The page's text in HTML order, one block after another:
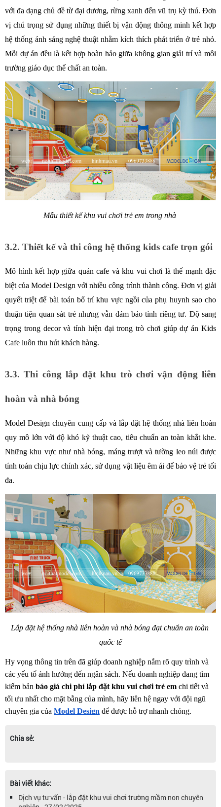
với đa dạng chủ đề từ đại dương, rừng xanh đến vũ trụ kỳ thú. Đơn
vị chú trọng sử dụng những thiết bị vận động thông minh kết hợp
hệ thống ánh sáng nghệ thuật nhằm kích thích phát triển ở trẻ nhỏ.
Mỗi dự án đều là kết hợp hoàn hảo giữa không gian giải trí và môi
trường giáo dục thể chất an toàn.
Mẫu thiết kế khu vui chơi trẻ em trong nhà
3.2. Thiết kế và thi công hệ thống kids cafe trọn gói
Mô hình kết hợp giữa quán cafe và khu vui chơi là thế mạnh đặc
biệt của Model Design với nhiều công trình thành công. Đơn vị giải
quyết triệt để bài toán bố trí khu vực ngồi của phụ huynh sao cho
thuận tiện quan sát trẻ nhưng vẫn đảm bảo tính riêng tư. Độ sang
trọng trong decor và tính hiện đại trong trò chơi giúp dự án Kids
Cafe luôn thu hút khách hàng.
3.3. Thi công lắp đặt khu trò chơi vận động liên
hoàn và nhà bóng
Model Design chuyên cung cấp và lắp đặt hệ thống nhà liên hoàn
quy mô lớn với độ khó kỹ thuật cao, tiêu chuẩn an toàn khắt khe.
Những khu vực như nhà bóng, máng trượt và tường leo núi được
tính toán chịu lực chính xác, sử dụng vật liệu êm ái để bảo vệ trẻ tối
đa.
Lắp đặt hệ thống nhà liên hoàn và nhà bóng đạt chuẩn an toàn
quốc tế
Hy vọng thông tin trên đã giúp doanh nghiệp nắm rõ quy trình và
các yếu tố ảnh hưởng đến ngân sách. Nếu doanh nghiệp đang tìm
kiếm bản báo giá chi phí lắp đặt khu vui chơi trẻ em chi tiết và
tối ưu nhất cho mặt bằng của mình, hãy liên hệ ngay với đội ngũ
chuyên gia của Model Design để được hỗ trợ nhanh chóng.
Chia sẻ:
Bài viết khác:
Dịch vụ tư vấn - lắp đặt khu vui chơi trường mầm non chuyên